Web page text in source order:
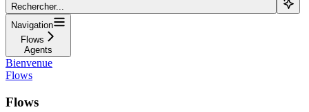
Rechercher...
Navigation
Flows
Agents
Bienvenue
Flows
Flows